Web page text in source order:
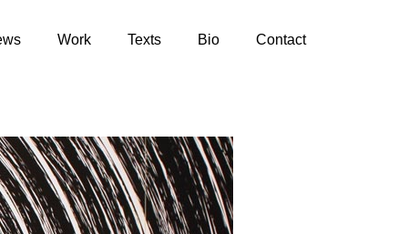
Work Texts Bio Contact